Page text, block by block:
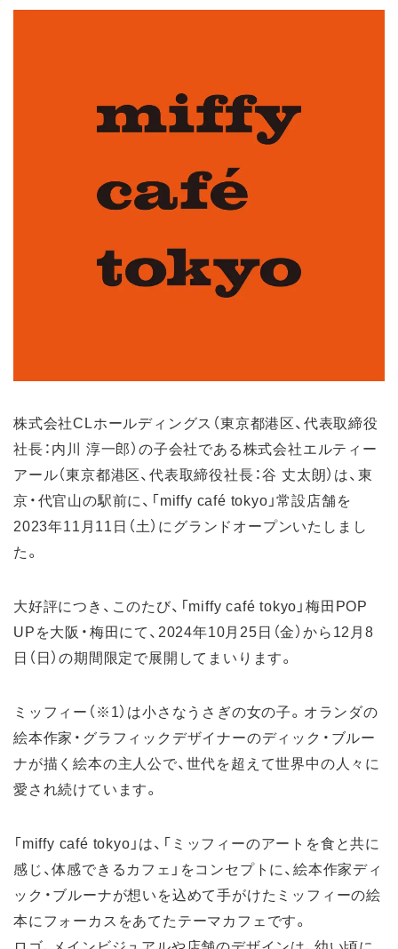
株式会社CLホールディングス（東京都港区、代表取締役
社長：内川 淳一郎）の子会社である株式会社エルティー
アール（東京都港区、代表取締役社長：谷 丈太朗）は、東
京・代官山の駅前に、「miffy café tokyo」常設店舗を
2023年11月11日（土）にグランドオープンいたしまし
た。
大好評につき、このたび、「miffy café tokyo」梅田POP
UPを大阪・梅田にて、2024年10月25日（金）から12月8
日（日）の期間限定で展開してまいります。
ミッフィー（※1）は小さなうさぎの女の子。オランダの
絵本作家・グラフィックデザイナーのディック・ブルー
ナが描く絵本の主人公で、世代を超えて世界中の人々に
愛され続けています。
「miffy café tokyo」は、「ミッフィーのアートを食と共に
感じ、体感できるカフェ」をコンセプトに、絵本作家ディ
ック・ブルーナが想いを込めて手がけたミッフィーの絵
本にフォーカスをあてたテーマカフェです。